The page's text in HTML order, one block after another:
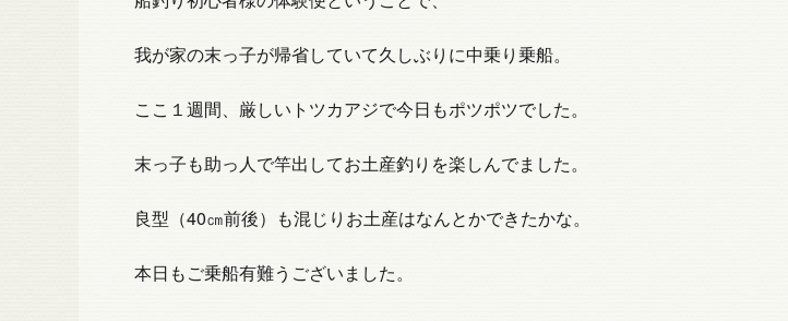
我が家の末っ子が帰省していて久しぶりに中乗り乗船。
ここ１週間、厳しいトツカアジで今日もポツポツでした。
末っ子も助っ人で竿出してお土産釣りを楽しんでました。
良型（40㎝前後）も混じりお土産はなんとかできたかな。
本日もご乗船有難うございました。